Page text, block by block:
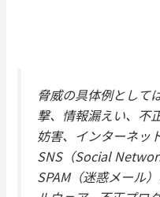
脅威の具体例として
撃、情報漏えい、不
妨害、インターネッ
SNS（Social
SPAM（迷惑メール